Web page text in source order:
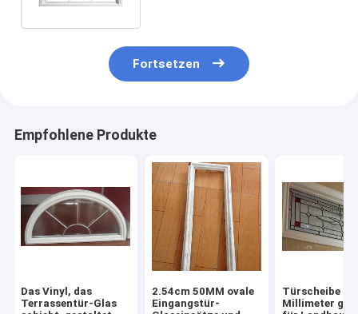
Fortsetzen
Empfohlene Produkte
Das Vinyl, das
Terrassentür-Glas
2.54cm 50MM ovale
Eingangstür-
Türscheibe
Millimeter